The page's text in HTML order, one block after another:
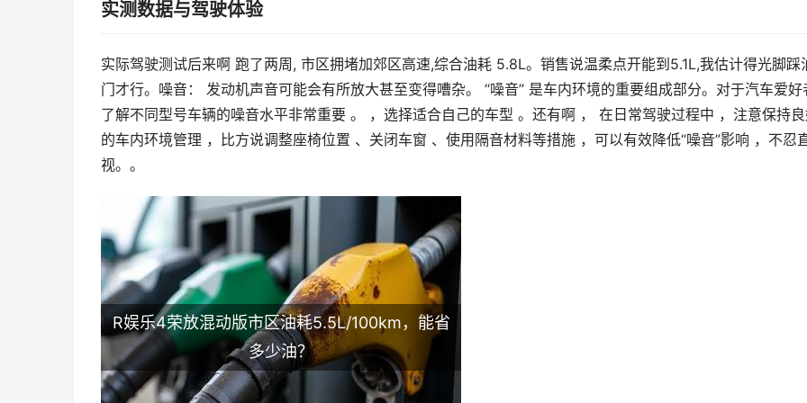
实测数据与驾驶体验
实际驾驶测试后来啊 跑了两周, 市区拥堵加郊区高速,综合油耗 5.8L。销售说温柔点开能到5.1L,我估计得光脚踩
门才行。噪音： 发动机声音可能会有所放大甚至变得嘈杂。 “噪音” 是车内环境的重要组成部分。对于汽车爱好
了解不同型号车辆的噪音水平非常重要 。 ，选择适合自己的车型 。还有啊 ， 在日常驾驶过程中 ，注意保持
的车内环境管理 ，比方说调整座椅位置 、关闭车窗 、使用隔音材料等措施 ，可以有效降低“噪音”影响 ，不忍
视。。
R娱乐4荣放混动版市区油耗5.5L/100km，能省
多少油？